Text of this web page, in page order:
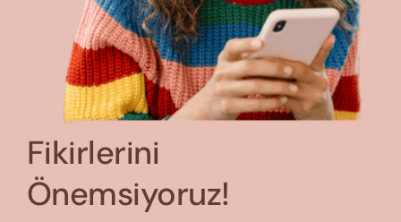
Fikirlerini
Önemsiyoruz!